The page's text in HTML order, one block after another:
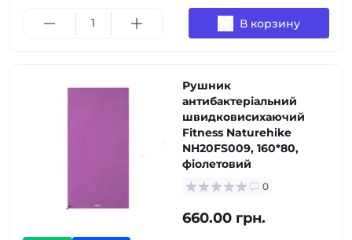
В корзину
Рушник
антибактеріальний
швидковисихаючий
Fitness Naturehike
NH20FS009, 160*80,
фіолетовий
0
660.00 грн.